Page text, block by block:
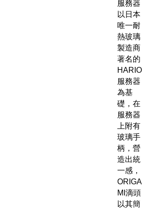
服務器
以日本
唯一耐
熱玻璃
製造商
著名的
HARIO
服務器
為基
礎，在
服務器
上附有
玻璃手
柄，營
造出統
一感，
ORIGA
MI滴頭
以其簡